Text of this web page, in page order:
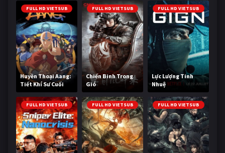
FULL HD VIETSUB
Huyền Thoại Aang:
Tiết Khí Sư Cuối
Cùng
FULL HD VIETSUB
Chiến Binh Trong
Gió
FULL HD VIETSUB
Lực Lượng Tinh
Nhuệ
FULL HD VIETSUB FULL HD VIETSUB FULL HD VIETSUB